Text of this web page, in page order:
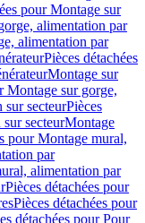
pour Montage sur
alimentation par
alimentation par
Pièces détachées
Montage sur
Montage sur gorge,
secteurPièces
secteurMontage
pour Montage mural,
par
alimentation par
Pièces détachées pour
Pièces détachées pour
détachées pour Pour